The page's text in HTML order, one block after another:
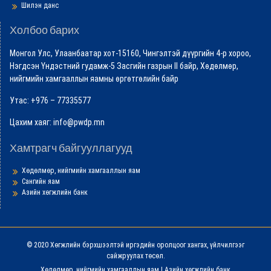
Шилэн данс
Холбоо барих
Монгол Улс, Улаанбаатар хот-15160, Чингэлтэй дүүргийн 4-р хороо,
Нэгдсэн Үндэстний гудамж-5 Засгийн газрын II байр, Хөдөлмөр,
нийгмийн хамгааллын яамны өргөтгөлийн байр
Утас: +976 – 77335577
Цахим хаяг: info@pwdp.mn
Хамтрагч байгууллагууд
Хөдөлмөр, нийгмийн хамгааллын яам
Сангийн яам
Азийн хөгжлийн банк
© 2020 Хөгжлийн бэрхшээлтэй иргэдийн оролцоог хангах, үйлчилгээг
сайжруулах төсөл.